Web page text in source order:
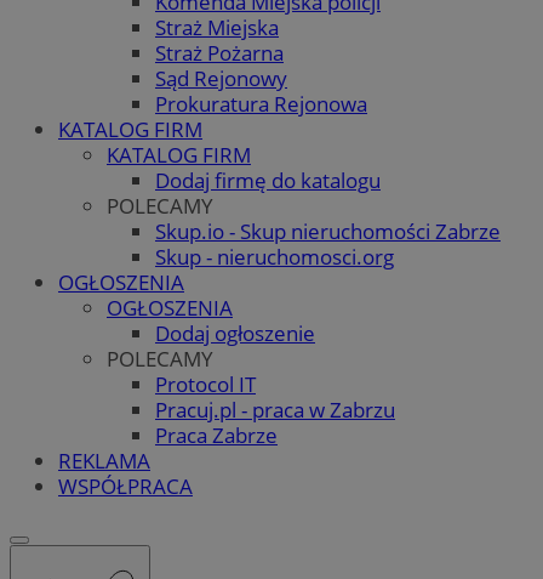
Straż Miejska
Straż Pożarna
Sąd Rejonowy
Prokuratura Rejonowa
KATALOG FIRM
KATALOG FIRM
Dodaj firmę do katalogu
POLECAMY
Skup.io - Skup nieruchomości Zabrze
Skup - nieruchomosci.org
OGŁOSZENIA
OGŁOSZENIA
Dodaj ogłoszenie
POLECAMY
Protocol IT
Pracuj.pl - praca w Zabrzu
Praca Zabrze
REKLAMA
WSPÓŁPRACA